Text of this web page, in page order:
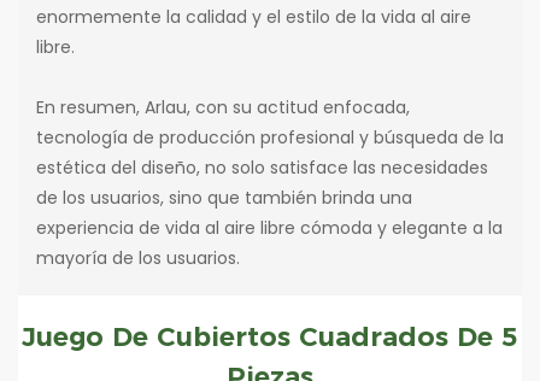
enormemente la calidad y el estilo de la vida al aire
libre.
En resumen, Arlau, con su actitud enfocada,
tecnología de producción profesional y búsqueda de la
estética del diseño, no solo satisface las necesidades
de los usuarios, sino que también brinda una
experiencia de vida al aire libre cómoda y elegante a la
mayoría de los usuarios.
Juego De Cubiertos Cuadrados De 5